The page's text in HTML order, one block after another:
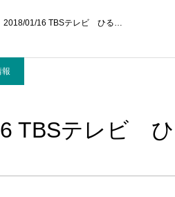
2018/01/16 TBSテレビ ひる…
報
TBSテレビ